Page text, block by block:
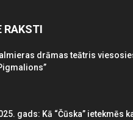
RAKSTI
drāmas teātris
gads: Kā “Čūska” ietekmēs